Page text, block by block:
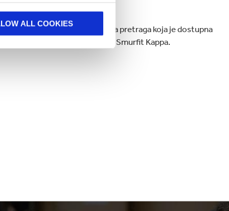
ALL COOKIES
Postoji privremena javna pretraga koja je dostupna
sertifikat za lokaciju Smurfit Kappa.